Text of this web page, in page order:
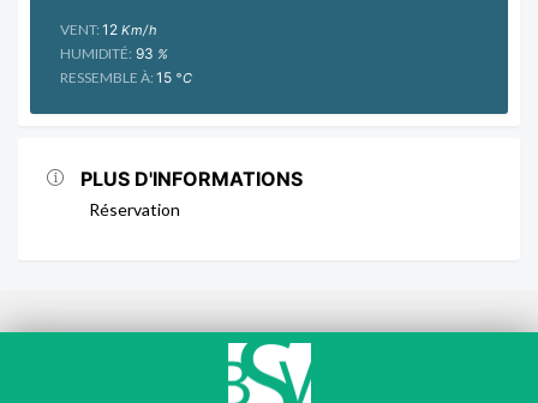
VENT: 12 Km/h
HUMIDITÉ: 93 %
RESSEMBLE À: 15 °C
PLUS D'INFORMATIONS
Réservation